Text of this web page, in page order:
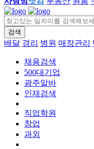
검색
close
배달 경리 병원 매장관리
채용검색
500대기업
광주알바
인재검색
직업학원
창업
과외